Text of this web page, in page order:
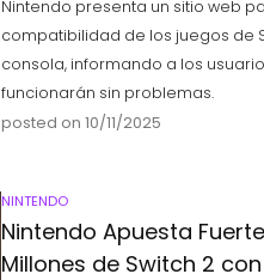
Nintendo presenta un sitio web
compatibilidad de los juegos de
consola, informando a los
funcionarán sin problemas.
posted on 10/11/2025
NINTENDO
Nintendo Apuesta
Millones de Switch 2